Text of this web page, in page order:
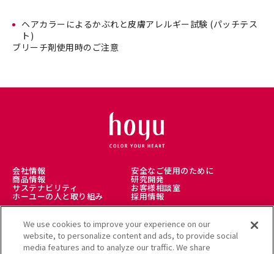
ヘアカラーによるかぶれと皮膚アレルギー試験 (パッチテス
ト)
ブリーチ剤使用時のご注意
会社情報 安全なご使用のために
商品情報 研究開発
サステナビリティ お客様相談室
ホーユーの人と取り組み 採用情報
理美容師様向け
美髪情報サイト LICOLO
ヘアカラーミュージアム
アレルギー受託解析サービス
We use cookies to improve your experience on our
website, to personalize content and ads, to provide social
media features and to analyze our traffic. We share